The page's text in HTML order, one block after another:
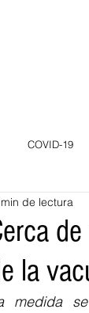
COVID-19
Atlántico
Bloggeros
la
de lectura
medida